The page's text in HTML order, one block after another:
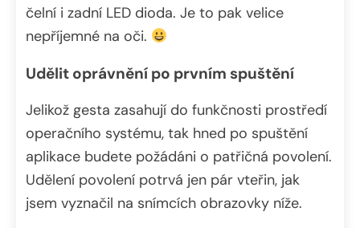
čelní i zadní LED dioda. Je to pak velice
nepříjemné na oči.
Udělit oprávnění po prvním spuštění
Jelikož gesta zasahují do funkčnosti prostředí
operačního systému, tak hned po spuštění
aplikace budete požádáni o patřičná povolení.
Udělení povolení potrvá jen pár vteřin, jak
jsem vyznačil na snímcích obrazovky níže.